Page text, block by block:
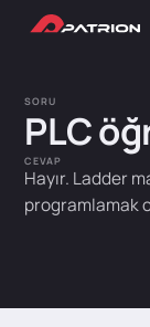
SORU
PLC
CEVAP
Hayır. Ladder
programlamak